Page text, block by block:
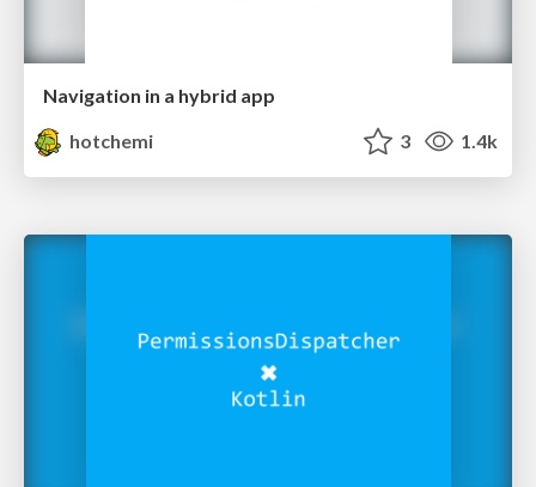
Navigation in a hybrid app
hotchemi
3 1.4k